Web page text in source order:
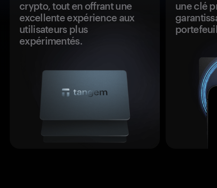
crypto, tout en offrant une
excellente expérience aux
utilisateurs plus
expérimentés.
une clé